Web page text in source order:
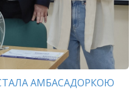
АМБАСАДОРКОЮ